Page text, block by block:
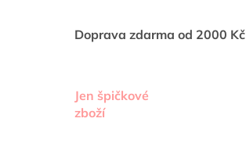
Doprava zdarma od 2000 Kč
Jen špičkové
zboží